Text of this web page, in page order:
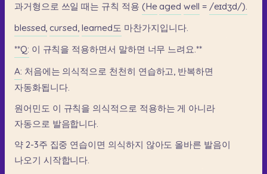
과거형으로 쓰일 때는 규칙 적용 (He aged well = /eɪdʒd/).
blessed, cursed, learned도 마찬가지입니다.
**Q: 이 규칙을 적용하면서 말하면 너무 느려요.**
A: 처음에는 의식적으로 천천히 연습하고, 반복하면
자동화됩니다.
원어민도 이 규칙을 의식적으로 적용하는 게 아니라
자동으로 발음합니다.
약 2-3주 집중 연습이면 의식하지 않아도 올바른 발음이
나오기 시작합니다.